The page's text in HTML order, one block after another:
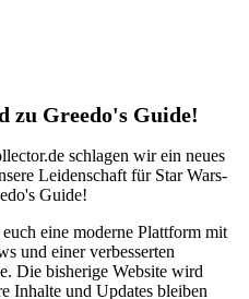
zu Greedo's Guide!
schlagen wir ein neues
Leidenschaft für Star Wars-
Guide!
eine moderne Plattform mit
und einer verbesserten
Die bisherige Website wird
Inhalte und Updates bleiben